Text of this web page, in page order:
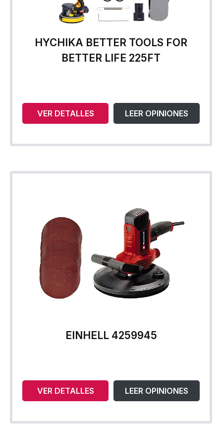
HYCHIKA BETTER TOOLS FOR
BETTER LIFE 225FT
VER DETALLES LEER OPINIONES
EINHELL 4259945
VER DETALLES LEER OPINIONES